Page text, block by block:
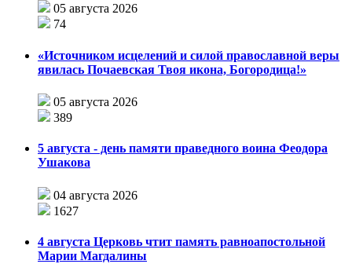
05 августа 2026
74
«Источником исцелений и силой православной веры
явилась Почаевская Твоя икона, Богородица!»
05 августа 2026
389
5 августа - день памяти праведного воина Феодора
Ушакова
04 августа 2026
1627
4 августа Церковь чтит память равноапостольной
Марии Магдалины